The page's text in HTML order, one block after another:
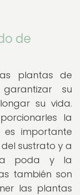
de
plantas de
su
su vida.
la
importante
sustrato y a
poda y la
también son
las plantas